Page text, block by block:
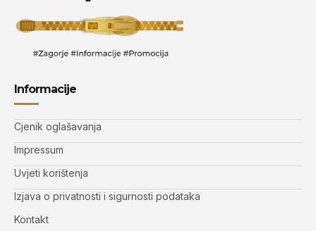
Informacije
Cjenik oglašavanja
Impressum
Uvjeti korištenja
Izjava o privatnosti i sigurnosti podataka
Kontakt